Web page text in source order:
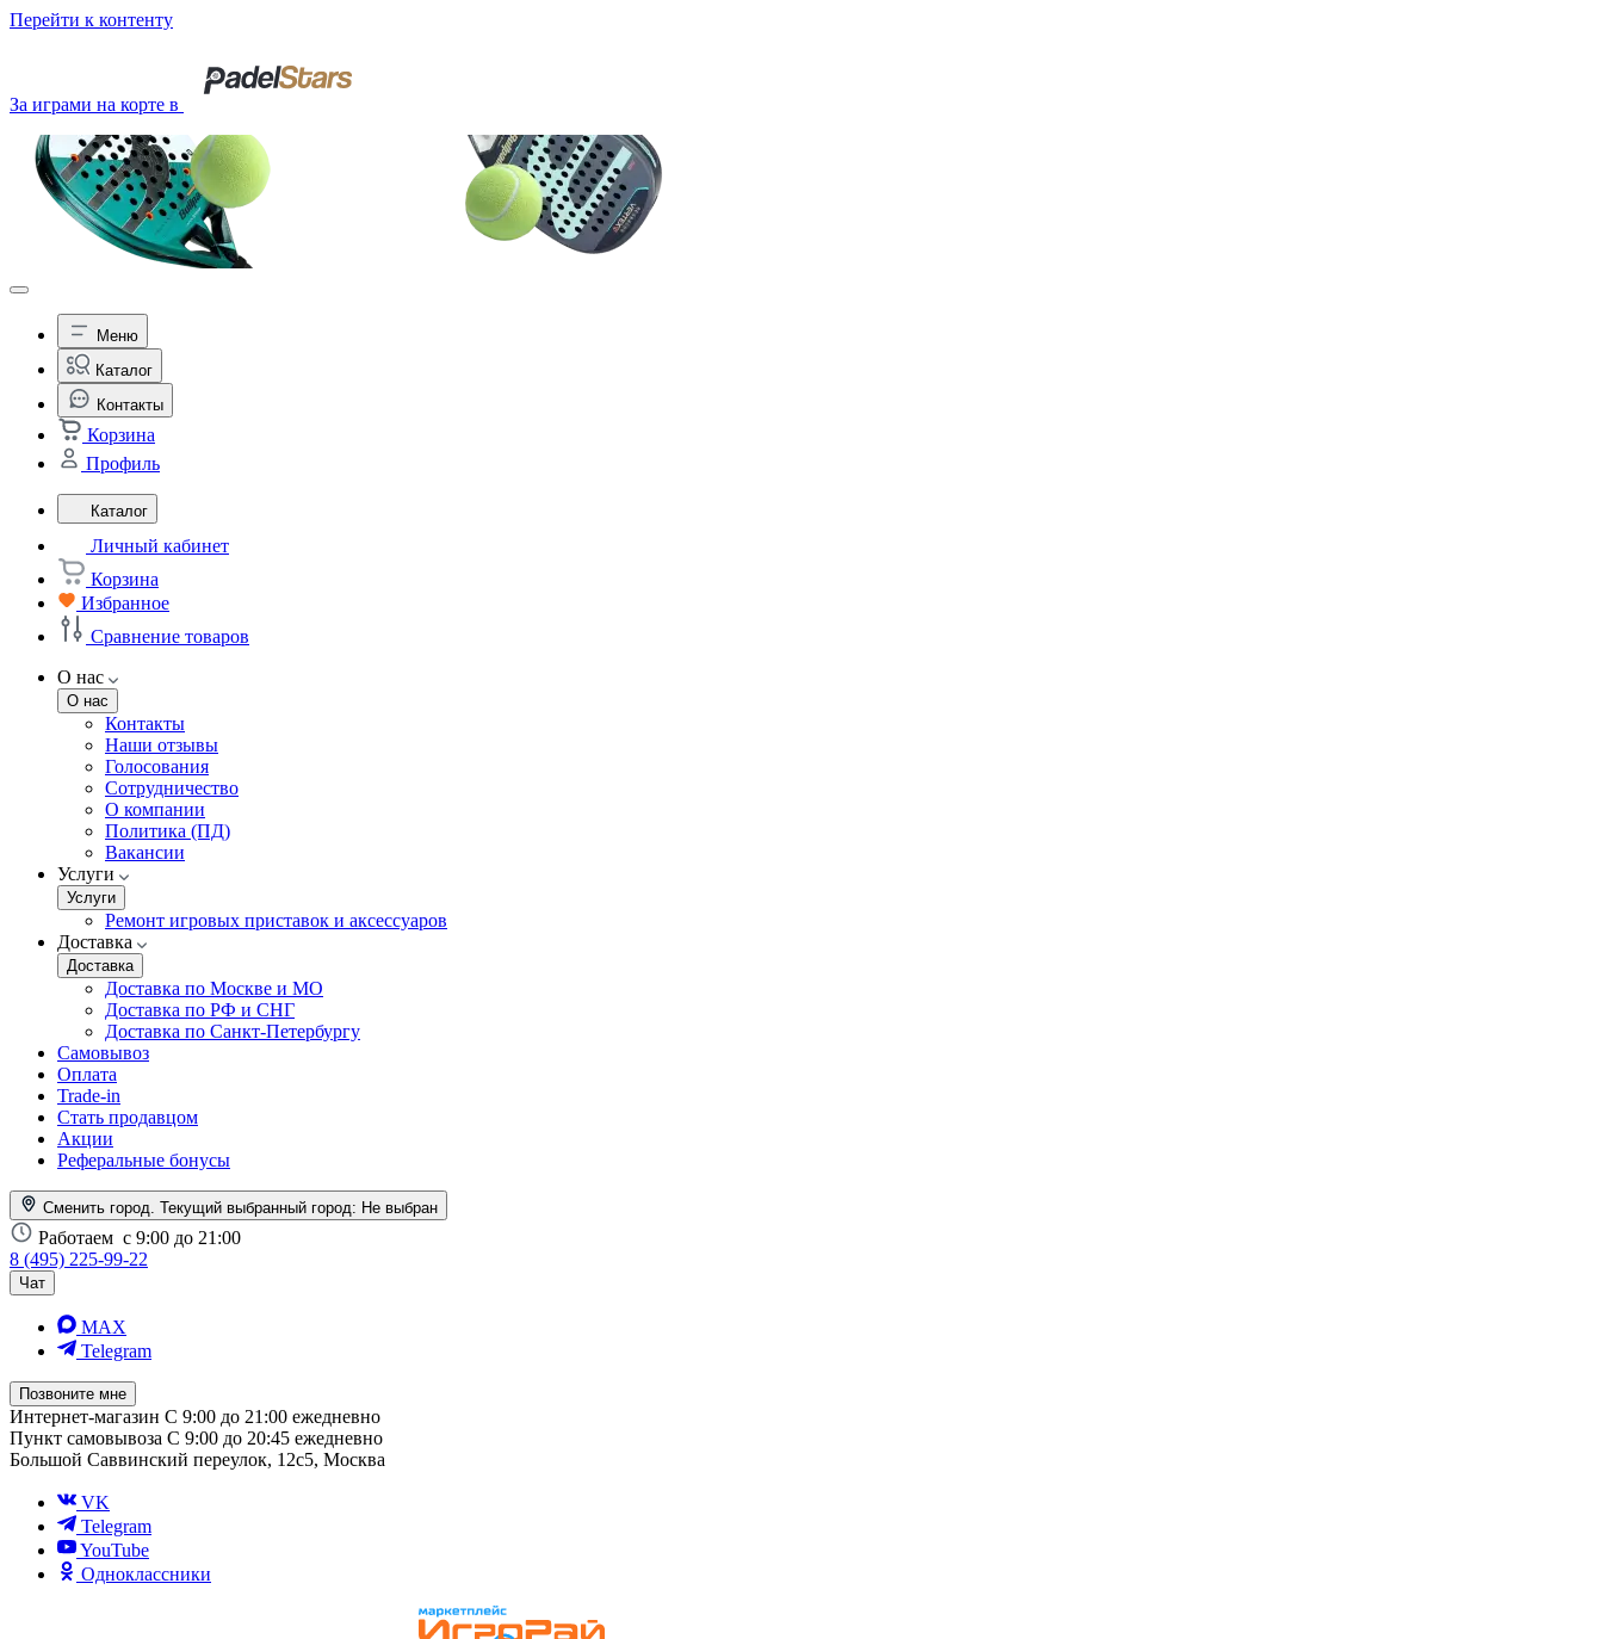
Перейти к контенту
За играми на корте в
Меню
Каталог
Контакты
Корзина
Профиль
Каталог
Личный кабинет
Корзина
Избранное
Сравнение товаров
О нас
О нас
Контакты
Наши отзывы
Голосования
Сотрудничество
О компании
Политика (ПД)
Вакансии
Услуги
Услуги
Ремонт игровых приставок и аксессуаров
Доставка
Доставка
Доставка по Москве и МО
Доставка по РФ и СНГ
Доставка по Санкт-Петербургу
Самовывоз
Оплата
Trade-in
Стать продавцом
Акции
Реферальные бонусы
Сменить город. Текущий выбранный город: Не выбран
Работаем с 9:00 до 21:00
8 (495) 225-99-22
Чат
MAX
Telegram
Позвоните мне
Интернет-магазин С 9:00 до 21:00 ежедневно
Пункт самовывоза С 9:00 до 20:45 ежедневно
Большой Саввинский переулок, 12с5, Москва
VK
Telegram
YouTube
Одноклассники